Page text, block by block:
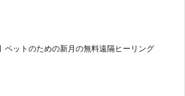
ペットのための新月の無料遠隔ヒーリング